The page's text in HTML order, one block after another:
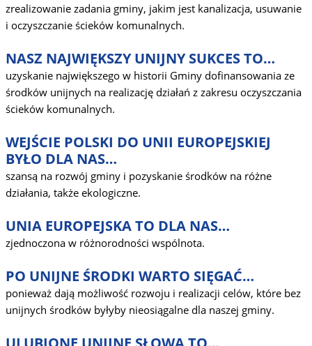
zrealizowanie zadania gminy, jakim jest kanalizacja, usuwanie
i oczyszczanie ścieków komunalnych.
NASZ NAJWIĘKSZY UNIJNY SUKCES TO…
uzyskanie największego w historii Gminy dofinansowania ze
środków unijnych na realizację działań z zakresu oczyszczania
ścieków komunalnych.
WEJŚCIE POLSKI DO UNII EUROPEJSKIEJ
BYŁO DLA NAS…
szansą na rozwój gminy i pozyskanie środków na różne
działania, także ekologiczne.
UNIA EUROPEJSKA TO DLA NAS…
zjednoczona w różnorodności wspólnota.
PO UNIJNE ŚRODKI WARTO SIĘGAĆ…
ponieważ dają możliwość rozwoju i realizacji celów, które bez
unijnych środków byłyby nieosiągalne dla naszej gminy.